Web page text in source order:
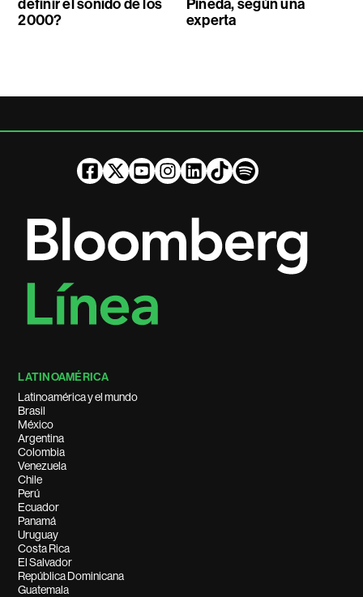
definir el sonido de los
2000?
Pineda, según una
experta
LATINOAMÉRICA
Latinoamérica y el mundo
Brasil
México
Argentina
Colombia
Venezuela
Chile
Perú
Ecuador
Panamá
Uruguay
Costa Rica
El Salvador
República Dominicana
Guatemala